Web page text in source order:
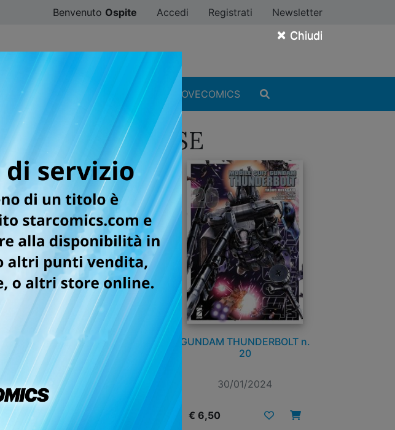
× Chiudi
Benvenuto Ospite Accedi Registrati Newsletter
DIGISTAR #ILOVEMANGA #ILOVECOMICS
UNIVERSE
GUNDAM THUNDERBOLT n.
21
16/07/2024
€ 6,50
GUNDAM THUNDERBOLT n.
20
30/01/2024
€ 6,50